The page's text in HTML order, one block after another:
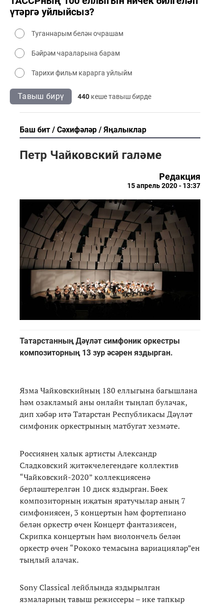
үтәргә уйлыйсыз?
Туганнарым белән очрашам
Бәйрәм чараларына барам
Тарихи фильм карарга уйлыйм
Тавыш бирү 440 кеше тавыш бирде
Баш бит Сәхифәләр Яңалыклар
Петр Чайковский галәме
Редакция
15 апрель 2020 - 13:37
Татарстанның Дәүләт симфоник оркестры
композиторның 13 зур әсәрен яздырган.
Язма Чайковскийның 180 еллыгына багышлана
һәм озакламый аны онлайн тыңлап булачак,
дип хәбәр итә Татарстан Республикасы Дәүләт
симфоник оркестрының матбугат хезмәте.
Россиянең халык артисты Александр
Сладковский җитәкчелегендәге коллектив
“Чайковский-2020” коллекциясенә
берләштерелгән 10 диск яздырган. Бөек
композиторның иҗатын яратучылар аның 7
симфониясен, 3 концертын һәм фортепиано
белән оркестр өчен Концерт фантазиясен,
Скрипка концертын һәм виолончель белән
оркестр өчен “Рококо темасына вариацияләр”ен
тыңлый алачак.
Sony Classical лейблында яздырылган
язмаларның тавыш режиссеры – ике тапкыр